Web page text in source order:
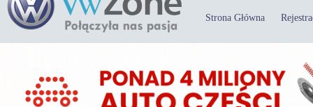
Strona Główna